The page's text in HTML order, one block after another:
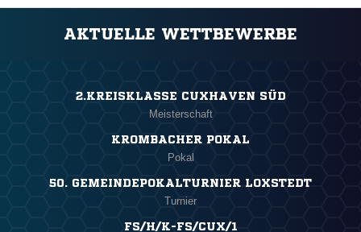
AKTUELLE WETTBEWERBE
2.KREISKLASSE CUXHAVEN SÜD
Meisterschaft
KROMBACHER POKAL
Pokal
50. GEMEINDEPOKALTURNIER LOXSTEDT
Turnier
FS/H/K-FS/CUX/1